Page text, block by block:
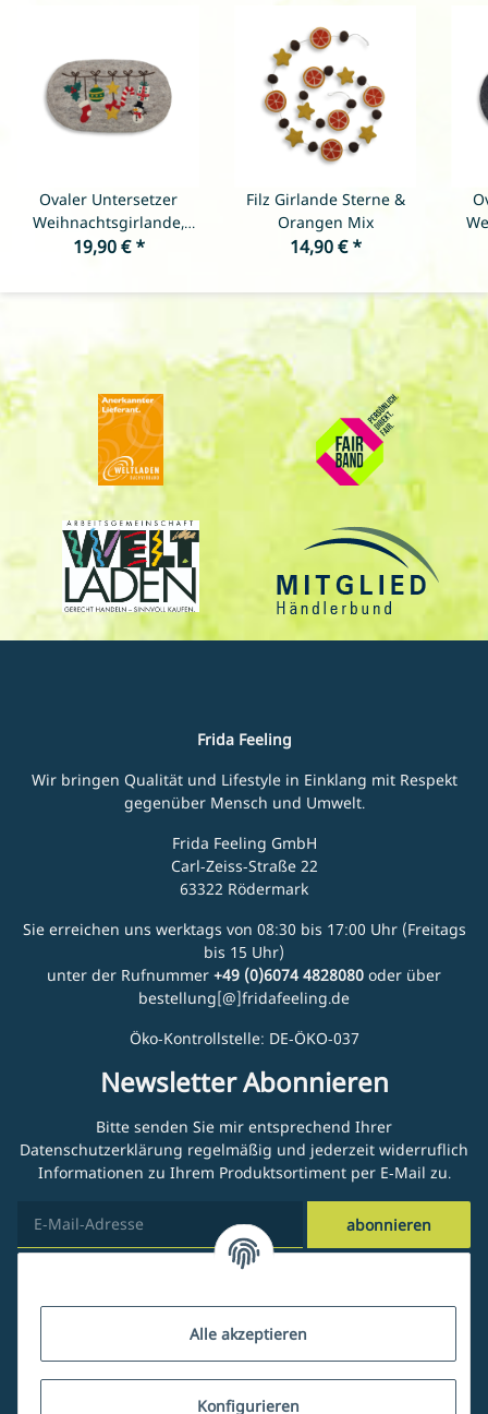
Alle akzeptieren
Konfigurieren
Ovaler Untersetzer
Weihnachtsgirlande,
Hellgrau
19,90 €*
Filz Girlande Sterne &
Orangen Mix
14,90 €*
Frida Feeling
Wir bringen Qualität und Lifestyle in Einklang mit Respekt
gegenüber Mensch und Umwelt.
Frida Feeling GmbH
Carl-Zeiss-Straße 22
63322 Rödermark
Sie erreichen uns werktags von 08:30 bis 17:00 Uhr (Freitags
bis 15 Uhr)
unter der Rufnummer +49 (0)6074 4828080 oder über
bestellung[@]fridafeeling.de
Öko-Kontrollstelle: DE-ÖKO-037
Newsletter Abonnieren
Bitte senden Sie mir entsprechend Ihrer
Datenschutzerklärung regelmäßig und jederzeit widerruflich
Informationen zu Ihrem Produktsortiment per E-Mail zu.
abonnieren